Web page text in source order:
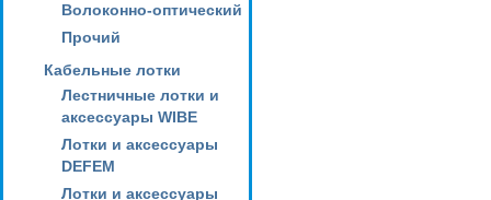
Волоконно-оптический
Прочий
Кабельные лотки
Лестничные лотки и
аксессуары WIBE
Лотки и аксессуары
DEFEM
Лотки и аксессуары